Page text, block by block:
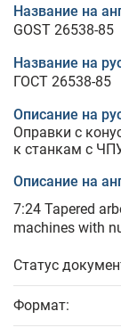
Название на
GOST 26538-85
Название на
ГОСТ 26538-85
Описание на
Оправки с
к станкам с
Описание на
7:24 Tapered
machines with
Статус
Формат: